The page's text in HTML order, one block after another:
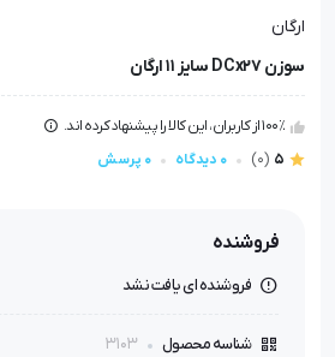
ارگان
سوزن DCx27 سایز 11 ارگان
100٪ از کاربران، این کالا را پیشنهاد کرده اند.
5
(0) 0 دیدگاه 0 پرسش
فروشنده
فروشنده ای یافت نشد
شناسه محصول 3103